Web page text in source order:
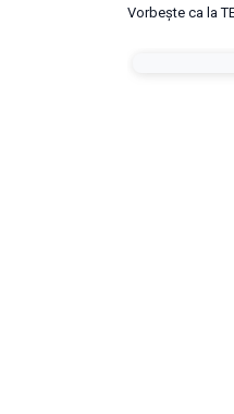
Vorbește ca la